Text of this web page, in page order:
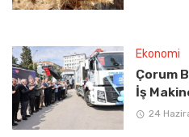
Ekonomi
Çorum
İş
24